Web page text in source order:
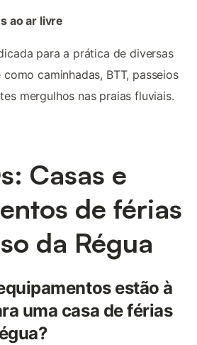
ao ar livre
para a prática de diversas
caminhadas, BTT, passeios
mergulhos nas praias fluviais.
Casas e
de férias
da Régua
estão à
uma casa de férias